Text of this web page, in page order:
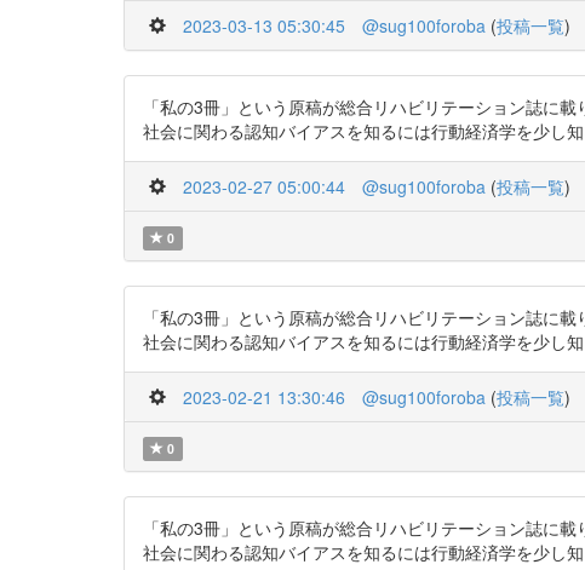
2023-03-13 05:30:45 @sug100foroba (投稿一覧)
「私の3冊」という原稿が総合リハビリテーション誌に
社会に関わる認知バイアスを知るには行動経済学を少し
2023-02-27 05:00:44 @sug100foroba (投稿一覧)
0
「私の3冊」という原稿が総合リハビリテーション誌に
社会に関わる認知バイアスを知るには行動経済学を少し
2023-02-21 13:30:46 @sug100foroba (投稿一覧)
0
「私の3冊」という原稿が総合リハビリテーション誌に
社会に関わる認知バイアスを知るには行動経済学を少し